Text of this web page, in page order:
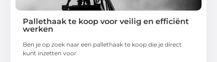
Pallethaak te koop voor veilig en efficiënt
werken
Ben je op zoek naar een pallethaak te koop die je direct
kunt inzetten voor